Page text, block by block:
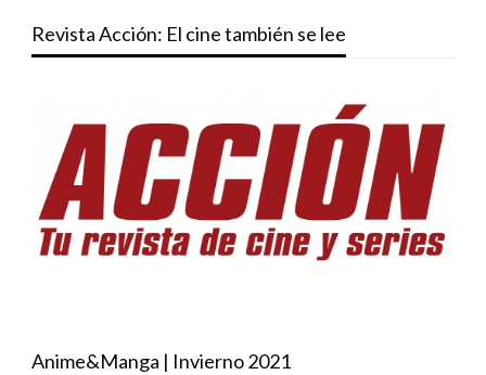
Revista Acción: El cine también se lee
Anime&Manga | Invierno 2021